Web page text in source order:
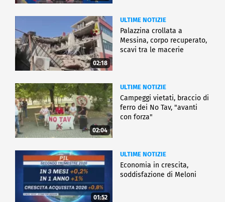
02:18
ULTIME NOTIZIE
Palazzina crollata a
Messina, corpo recuperato,
scavi tra le macerie
02:04
ULTIME NOTIZIE
Campeggi vietati, braccio di
ferro dei No Tav, "avanti
con forza"
01:52
ULTIME NOTIZIE
Economia in crescita,
soddisfazione di Meloni